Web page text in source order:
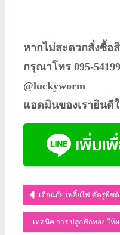
หากไม่สะดวกสั่งซื้อ
กรุณาโทร 095-
@luckyworm
แอดมินของเรายินดี
แนะแนว
เรื่อง
เตือนภัย เพลี้ยไฟ ศัตรูพืช
เทคนิค การ ปลูกฟักทอง ให้